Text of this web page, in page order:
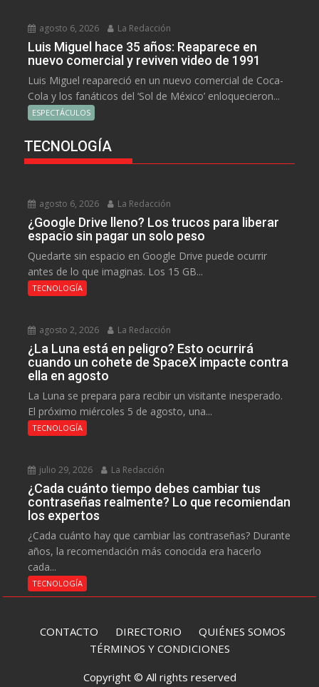
agosto 6, 2026 La Redacción
Luis Miguel hace 35 años: Reaparece en
nuevo comercial y reviven video de 1991
Luis Miguel reapareció en un nuevo comercial de Coca-
Cola y los fanáticos del ‘Sol de México’ enloquecieron...
ESPECTÁCULOS
TECNOLOGÍA
agosto 6, 2026 La Redacción
¿Google Drive lleno? Los trucos para liberar
espacio sin pagar un solo peso
Quedarte sin espacio en Google Drive puede ocurrir
antes de lo que imaginas. Los 15 GB...
TECNOLOGÍA
agosto 2, 2026 La Redacción
¿La Luna está en peligro? Esto ocurrirá
cuando un cohete de SpaceX impacte contra
ella en agosto
La Luna se prepara para recibir un visitante inesperado.
El próximo miércoles 5 de agosto, una...
TECNOLOGÍA
julio 29, 2026 La Redacción
¿Cada cuánto tiempo debes cambiar tus
contraseñas realmente? Lo que recomiendan
los expertos
¿Cada cuánto hay que cambiar las contraseñas? Durante
años, la recomendación más conocida era hacerlo
cada...
TECNOLOGÍA
CONTACTO DIRECTORIO QUIÉNES SOMOS
TÉRMINOS Y CONDICIONES
Copyright © All rights reserved